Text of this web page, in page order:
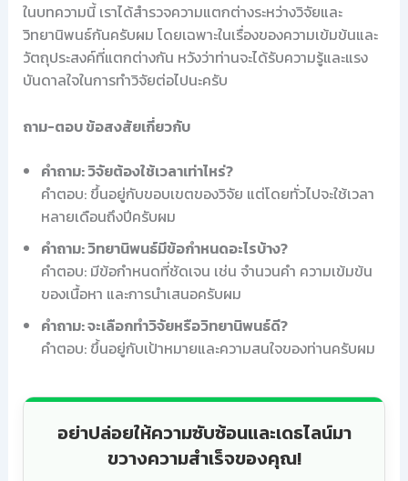
ในบทความนี้ เราได้สำรวจความแตกต่างระหว่างวิจัยและ
วิทยานิพนธ์กันครับผม โดยเฉพาะในเรื่องของความเข้มข้นและ
วัตถุประสงค์ที่แตกต่างกัน หวังว่าท่านจะได้รับความรู้และแรง
บันดาลใจในการทำวิจัยต่อไปนะครับ
ถาม-ตอบ ข้อสงสัยเกี่ยวกับ
คำถาม: วิจัยต้องใช้เวลาเท่าไหร่?
คำตอบ: ขึ้นอยู่กับขอบเขตของวิจัย แต่โดยทั่วไปจะใช้เวลา
หลายเดือนถึงปีครับผม
คำถาม: วิทยานิพนธ์มีข้อกำหนดอะไรบ้าง?
คำตอบ: มีข้อกำหนดที่ชัดเจน เช่น จำนวนคำ ความเข้มข้น
ของเนื้อหา และการนำเสนอครับผม
คำถาม: จะเลือกทำวิจัยหรือวิทยานิพนธ์ดี?
คำตอบ: ขึ้นอยู่กับเป้าหมายและความสนใจของท่านครับผม
อย่าปล่อยให้ความซับซ้อนและเดธไลน์มา
ขวางความสำเร็จของคุณ!